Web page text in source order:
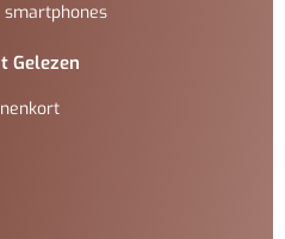
smartphones
Gelezen